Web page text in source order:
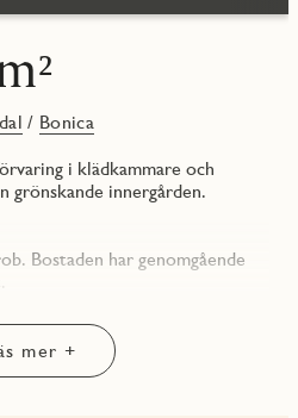
/ Bonica
i klädkammare och
grönskande innergården.
Bostaden har genomgående
med släta, vita skåpluckor
bakkantslist. En LED-
mer +